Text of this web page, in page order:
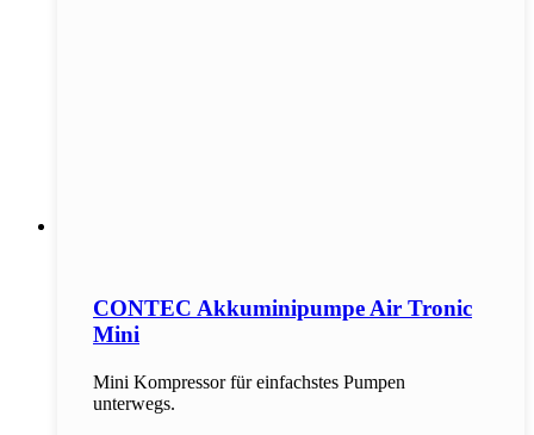
CONTEC Akkuminipumpe Air Tronic
Mini
Mini Kompressor für einfachstes Pumpen
unterwegs.